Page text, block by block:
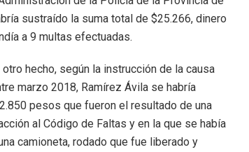
sustraído la suma total de $25.266, dinero
a 9 multas efectuadas.
hecho, según la instrucción de la causa
marzo 2018, Ramírez Ávila se habría
pesos que fueron el resultado de una
al Código de Faltas y en la que se había
camioneta, rodado que fue liberado y